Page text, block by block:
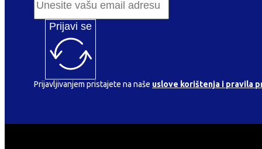
Prijavi se
Prijavljivanjem pristajete na naše uslove korištenja i pravila